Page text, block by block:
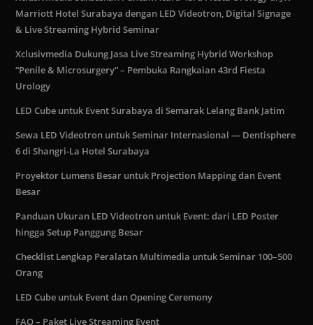
Marriott Hotel Surabaya dengan LED Videotron, Digital Signage
& Live Streaming Hybrid Seminar
Xclusivmedia Dukung Jasa Live Streaming Hybrid Workshop
“Penile & Microsurgery” – Pembuka Rangkaian 43rd Fiesta
Urology
LED Cube untuk Event Surabaya di Semarak Lelang Bank Jatim
Sewa LED Videotron untuk Seminar Internasional — Dentisphere
6 di Shangri-La Hotel Surabaya
Proyektor Lumens Besar untuk Projection Mapping dan Event
Besar
Panduan Ukuran LED Videotron untuk Event: dari LED Poster
hingga Setup Panggung Besar
Checklist Lengkap Peralatan Multimedia untuk Seminar 100–500
Orang
LED Cube untuk Event dan Opening Ceremony
FAQ – Paket Live Streaming Event